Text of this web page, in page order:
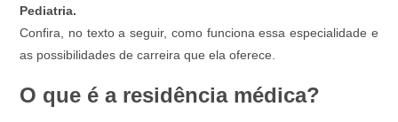
Pediatria.
Confira, no texto a seguir, como funciona essa especialidade e
as possibilidades de carreira que ela oferece.
O que é a residência médica?